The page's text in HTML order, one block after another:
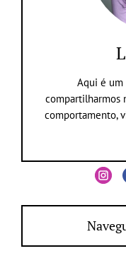
Aqui é um
compartilharmos
comportamento,